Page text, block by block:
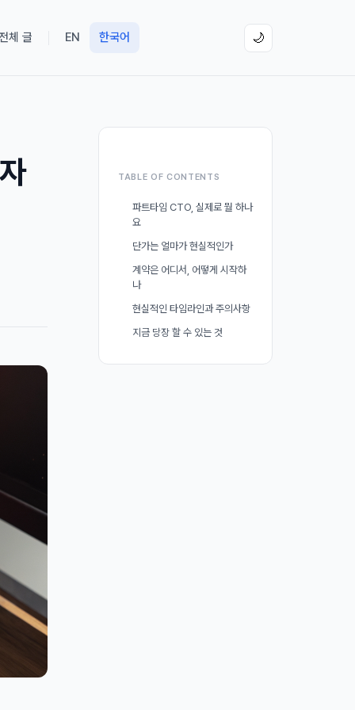
체 글 EN 한국어 🌙
TABLE OF CONTENTS
파트타임 CTO, 실제로 뭘 하나
요
단가는 얼마가 현실적인가
계약은 어디서, 어떻게 시작하
나
현실적인 타임라인과 주의사항
지금 당장 할 수 있는 것